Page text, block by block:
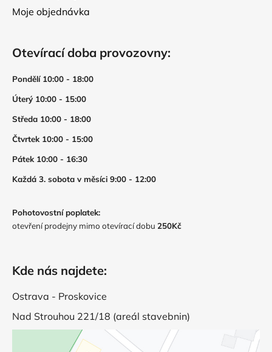
Moje objednávka
Otevírací doba provozovny:
Pondělí 10:00 - 18:00
Úterý 10:00 - 15:00
Středa 10:00 - 18:00
Čtvrtek 10:00 - 15:00
Pátek 10:00 - 16:30
Každá 3. sobota v měsíci 9:00 - 12:00
Pohotovostní poplatek:
otevření prodejny mimo otevírací dobu 250Kč
Kde nás najdete:
Ostrava - Proskovice
Nad Strouhou 221/18 (areál stavebnin)